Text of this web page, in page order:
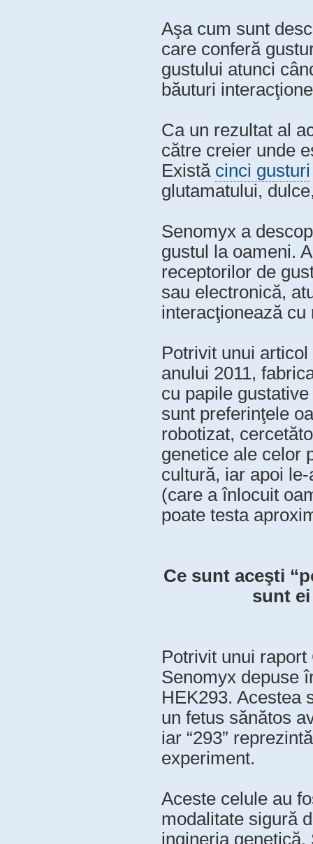
Aşa cum sunt
care conferă
gustului atunci
băuturi
Ca un rezultat al
către creier unde
Există cinci gusturi
glutamatului,
Senomyx a
gustul la oameni.
receptorilor de
sau electronică,
interacţionează cu
Potrivit unui
anului 2011,
cu papile
sunt preferinţele
robotizat,
genetice ale celor
cultură, iar apoi
(care a înlocuit
poate testa
Ce sunt aceşti
sunt
Potrivit unui
Senomyx depuse
HEK293. Acestea
un fetus sănătos
iar “293”
experiment.
Aceste celule au
modalitate sigură
ingineria